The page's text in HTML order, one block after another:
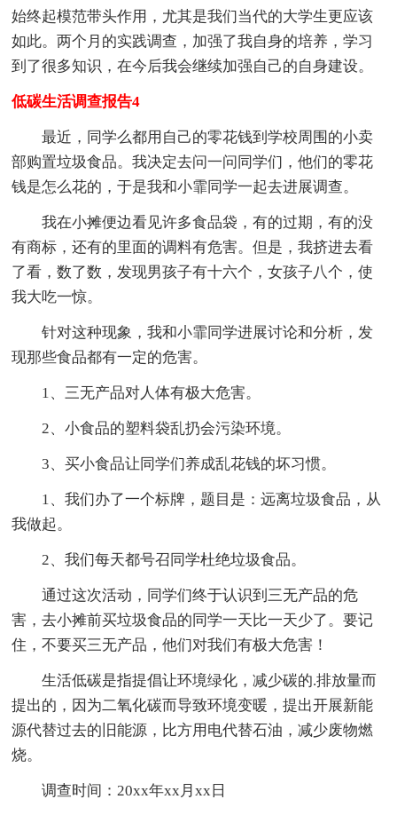
始终起模范带头作用，尤其是我们当代的大学生更应该
如此。两个月的实践调查，加强了我自身的培养，学习
到了很多知识，在今后我会继续加强自己的自身建设。
低碳生活调查报告4
最近，同学么都用自己的零花钱到学校周围的小卖
部购置垃圾食品。我决定去问一问同学们，他们的零花
钱是怎么花的，于是我和小霏同学一起去进展调查。
我在小摊便边看见许多食品袋，有的过期，有的没
有商标，还有的里面的调料有危害。但是，我挤进去看
了看，数了数，发现男孩子有十六个，女孩子八个，使
我大吃一惊。
针对这种现象，我和小霏同学进展讨论和分析，发
现那些食品都有一定的危害。
1、三无产品对人体有极大危害。
2、小食品的塑料袋乱扔会污染环境。
3、买小食品让同学们养成乱花钱的坏习惯。
1、我们办了一个标牌，题目是：远离垃圾食品，从
我做起。
2、我们每天都号召同学杜绝垃圾食品。
通过这次活动，同学们终于认识到三无产品的危
害，去小摊前买垃圾食品的同学一天比一天少了。要记
住，不要买三无产品，他们对我们有极大危害！
生活低碳是指提倡让环境绿化，减少碳的.排放量而
提出的，因为二氧化碳而导致环境变暖，提出开展新能
源代替过去的旧能源，比方用电代替石油，减少废物燃
烧。
调查时间：20xx年xx月xx日